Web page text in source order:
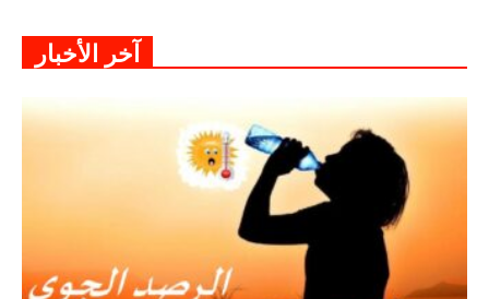
آخر الأخبار